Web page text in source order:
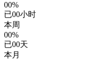
00%
已00小时
本周
00%
已00天
本月